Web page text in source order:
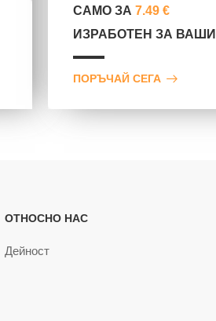
САМО ЗА 7.49 €
ИЗРАБОТЕН ЗА
ПОРЪЧАЙ СЕГА
ОТНОСНО НАС
Дейност